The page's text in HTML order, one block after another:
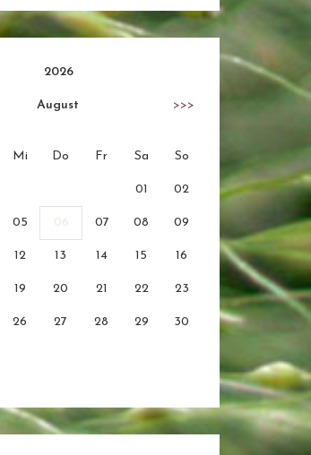
2026
August >>>
Mi Do Fr Sa So
01 02
05 06 07 08 09
12 13 14 15 16
19 20 21 22 23
26 27 28 29 30